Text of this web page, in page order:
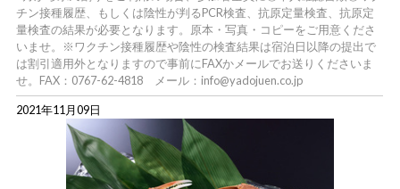
チン接種履歴、もしくは陰性が判るPCR検査、抗原定量検査、抗原定
量検査の結果が必要となります。原本・写真・コピーをご用意くださ
いませ。※ワクチン接種履歴や陰性の検査結果は宿泊日以降の提出で
は割引適用外となりますので事前にFAXかメールでお送りくださいま
せ。FAX：0767-62-4818 メール：info@yadojuen.co.jp
2021年11月09日